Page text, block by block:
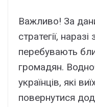
Важливо! За
стратегії,
перебувають
громадян.
українців, які
повернутися